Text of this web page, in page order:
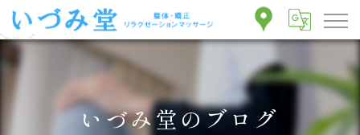
いづみ堂のブログ